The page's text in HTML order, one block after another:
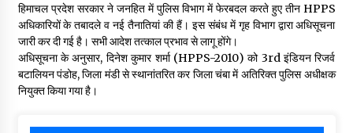
वन विभाग के एक हजार खिलाड़ी रामपुर में दिखाएंगे जौहर, 11 से 13 सितंबर
तक आयोजित होगी 27वीं वार्षिक खेलकूद प्रतियोगिता
07/08/2026
हिमाचल प्रदेश सरकार ने जनहित में पुलिस विभाग में फेरबदल करते हुए तीन HPPS
अधिकारियों के तबादले व नई तैनातियां की हैं। इस संबंध में गृह विभाग द्वारा अधिसूचना
जारी कर दी गई है। सभी आदेश तत्काल प्रभाव से लागू होंगे।
अधिसूचना के अनुसार, दिनेश कुमार शर्मा (HPPS-2010) को 3rd इंडियन रिजर्व
बटालियन पंडोह, जिला मंडी से स्थानांतरित कर जिला चंबा में अतिरिक्त पुलिस अधीक्षक
नियुक्त किया गया है।